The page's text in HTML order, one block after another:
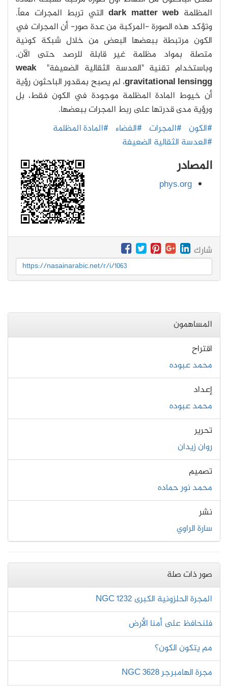
المظلمة
التي تربط المجرات معاً.
وتؤكد هذه الصورة -المركبة من عدة صور- أن المجرات في
الكون مرتبطة ببعضها البعض من خلال شبكة كونية
متصلة بمواد مظلمة غير قابلة للرصد حتى الآن.
وباستخدام تقنية "العدسة الثقالية الضعيفة"weak
gravitational lensingg، لم يصبح بمقدور الباحثون رؤية
أن خيوط المادة المظلمة موجودة في الكون فقط، بل
ورؤية مدى قدرتها على ربط المجرات ببعضها.
#الكون #المجرات #الفضاء #المادة المظلمة
#العدسة الثقالية الضعيفة
المصادر
phys.org
شارك
https://nasainarabic.net/r/i/1063
المساهمون
اقتراح
محمد عبوده
إعداد
محمد عبوده
تحرير
روان زيدان
تصميم
محمد نور حماده
نشر
سارة الراوي
صور ذات صلة
المجرة الحلزونية الكبرى NGC 1232
فلنحافظ على أمنا الأرض
مم يتكون الكون؟
مجرة الهامبرجر NGC 3628